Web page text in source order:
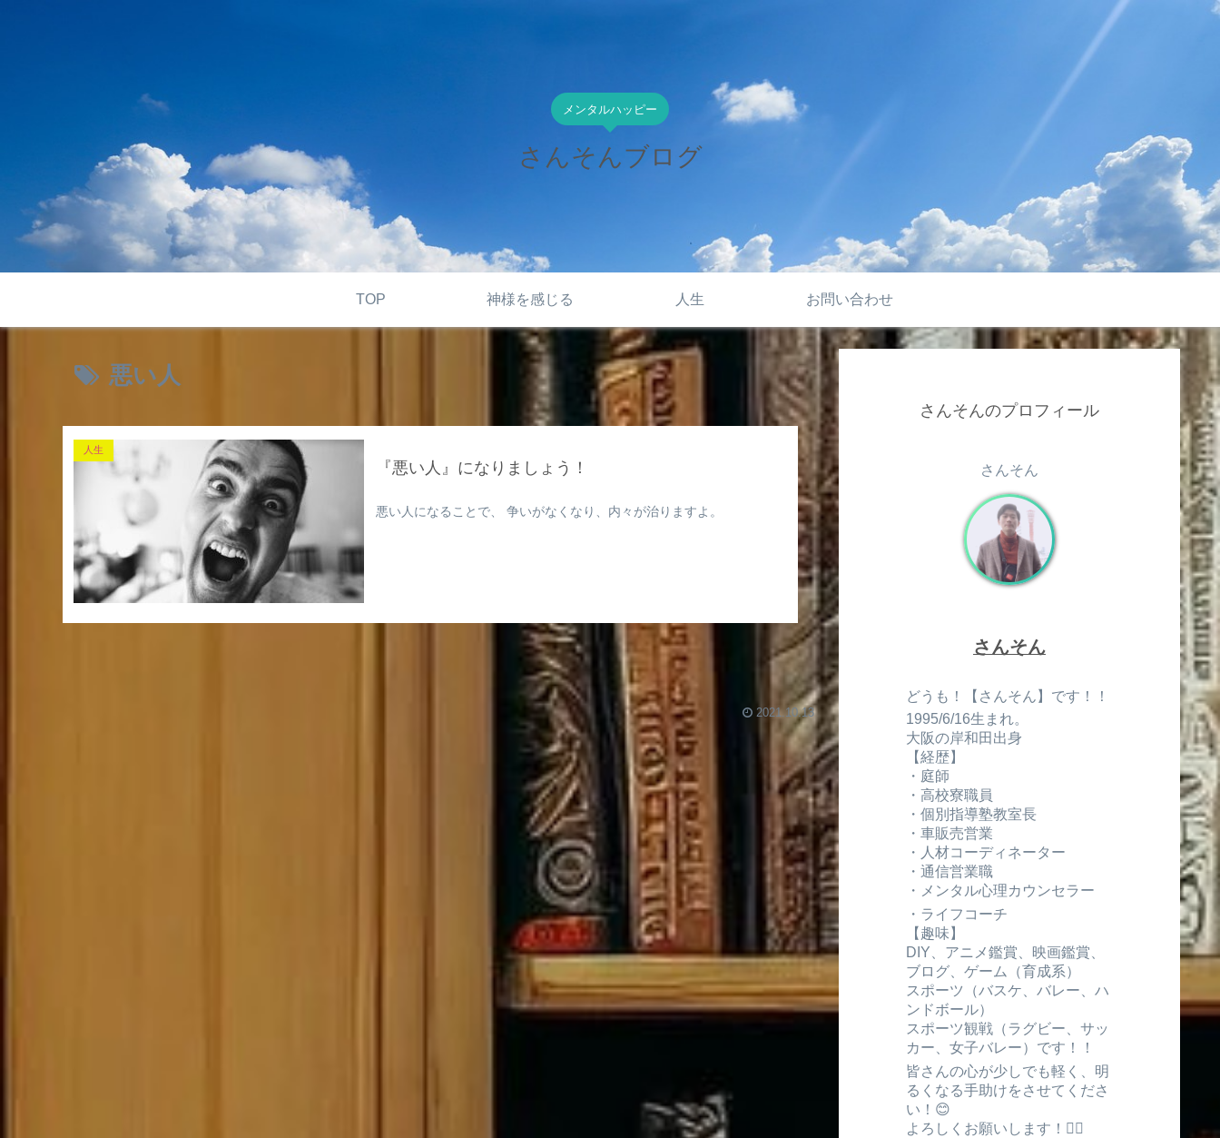
メンタルハッピー
さんそんブログ
TOP 神様を感じる 人生 お問い合わせ
悪い人
人生
『悪い人』になりましょう！
悪い人になることで、 争いがなくなり、内々が治りますよ。
2021.10.13
さんそんのプロフィール
さんそん
さんそん
どうも！【さんそん】です！！
1995/6/16生まれ。
大阪の岸和田出身
【経歴】
・庭師
・高校寮職員
・個別指導塾教室長
・車販売営業
・人材コーディネーター
・通信営業職
・メンタル心理カウンセラー
・ライフコーチ
【趣味】
DIY、アニメ鑑賞、映画鑑賞、
ブログ、ゲーム（育成系）
スポーツ（バスケ、バレー、ハ
ンドボール）
スポーツ観戦（ラグビー、サッ
カー、女子バレー）です！！
皆さんの心が少しでも軽く、明
るくなる手助けをさせてくださ
い！😊
よろしくお願いします！🙇‍♂️